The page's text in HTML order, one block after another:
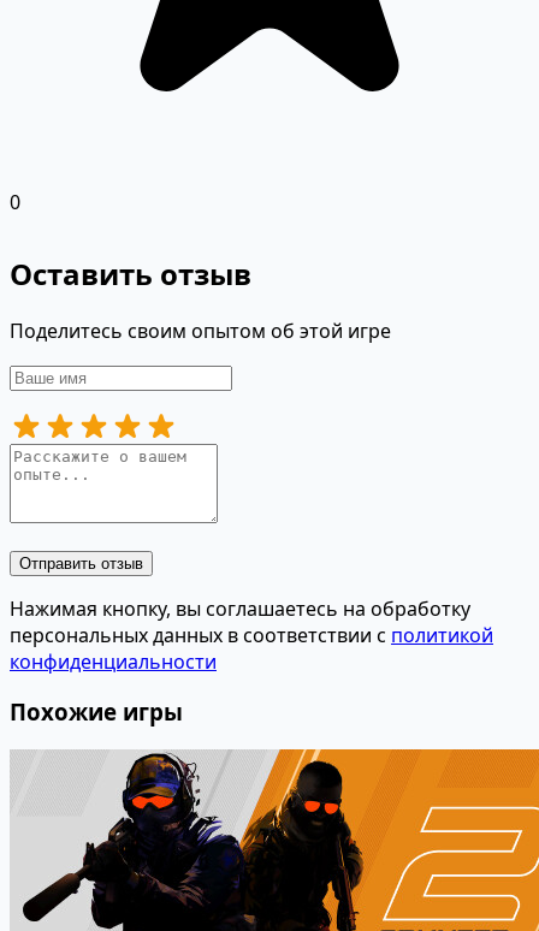
0
Оставить отзыв
Поделитесь своим опытом об этой игре
Отправить отзыв
Нажимая кнопку, вы соглашаетесь на обработку
персональных данных в соответствии с политикой
конфиденциальности
Похожие игры